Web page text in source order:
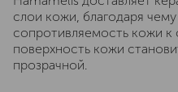
слои кожи, благодаря
сопротивляемость кожи
поверхность кожи
прозрачной.